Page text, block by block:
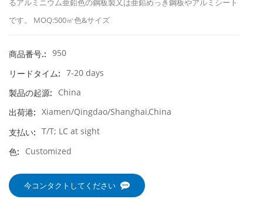
るアルミニウム亜鉛色の鋼板製又は亜鉛めっき鋼板やアルミシート
です。 MOQ:500㎡色&サイズ
商品番号.: 950
リードタイム: 7-20 days
製品の起源:
China
出荷港: Xiamen/Qingdao/Shanghai,China
支払い: T/T; LC at sight
色:
Customized
今コンタクトしてください